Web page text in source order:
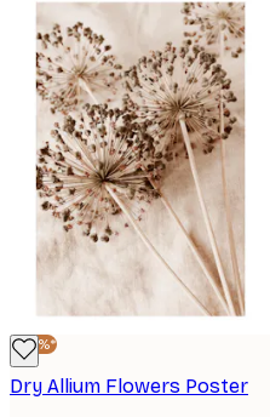
-40%*
Dry Allium Flowers Poster